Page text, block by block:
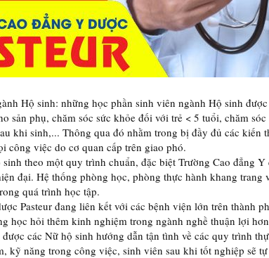
Hộ sinh: những học phần sinh viên ngành Hộ sinh
sản phụ, chăm sóc sức khỏe đối với trẻ < 5 tuổi, chăm
khi sinh,... Thông qua đó nhằm trong bị đầy đủ các kiến
công việc do cơ quan cấp trên giao phó.
theo một quy trình chuẩn, đặc biệt Trường Cao đẳng
đại. Hệ thống phòng học, phòng thực hành khang trang
quá trình học tập.
Pasteur đang liên kết với các bệnh viện lớn trên thành
học hỏi thêm kinh nghiệm trong ngành nghề thuận lợi
các Nữ hộ sinh hướng dẫn tận tình về các quy trình
kỹ năng trong công việc, sinh viên sau khi tốt nghiệp sẽ